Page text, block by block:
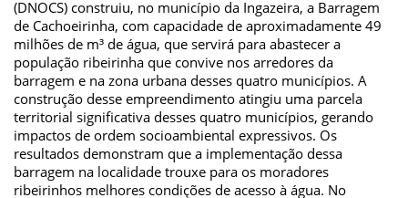
(DNOCS) construiu, no município da Ingazeira, a Barragem
de Cachoeirinha, com capacidade de aproximadamente 49
milhões de m³ de água, que servirá para abastecer a
população ribeirinha que convive nos arredores da
barragem e na zona urbana desses quatro municípios. A
construção desse empreendimento atingiu uma parcela
territorial significativa desses quatro municípios, gerando
impactos de ordem socioambiental expressivos. Os
resultados demonstram que a implementação dessa
barragem na localidade trouxe para os moradores
ribeirinhos melhores condições de acesso à água. No